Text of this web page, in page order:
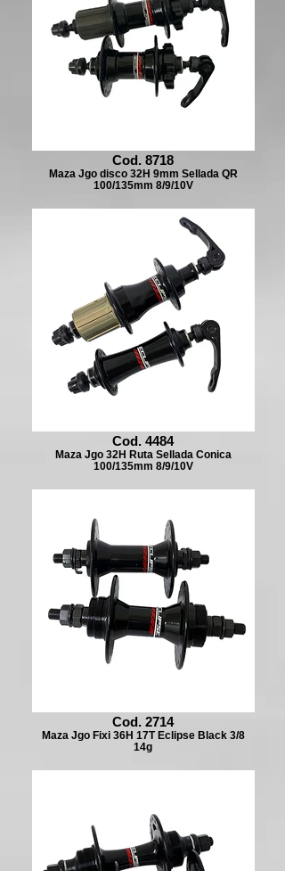
Cod. 8718
Maza Jgo disco 32H 9mm Sellada QR
100/135mm 8/9/10V
Cod. 4484
Maza Jgo 32H Ruta Sellada Conica
100/135mm 8/9/10V
Cod. 2714
Maza Jgo Fixi 36H 17T Eclipse Black 3/8
14g